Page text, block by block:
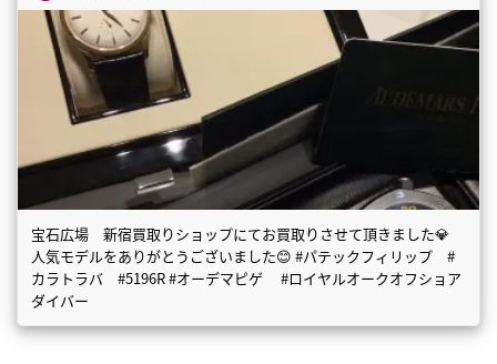
宝石広場 新宿買取りショップにてお買取りさせて頂きました💎
人気モデルをありがとうございました😊 #パテックフィリップ #
カラトラバ #5196R #オーデマピゲ #ロイヤルオークオフショア
ダイバー